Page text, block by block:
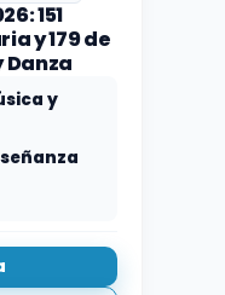
151
y 179 de
Danza
y